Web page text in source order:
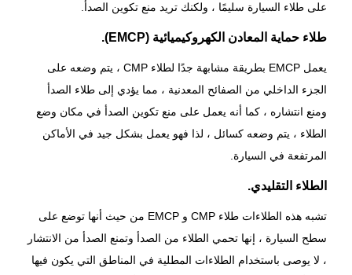
على طلاء السيارة سليمًا ، ولكنك تريد منع تكوين الصدأ.
طلاء حماية المعادن الكهروكيميائية (EMCP).
يعمل EMCP بطريقة مشابهة جدًا لطلاء CMP ، يتم وضعه على
الجزء الداخلي من الصفائح المعدنية ، مما يؤدي إلى طلاء الصدأ
ومنع انتشاره ، كما أنه يعمل على منع تكوين الصدأ في مكان وضع
الطلاء ، يتم وضعه كسائل ، لذا فهو يعمل بشكل جيد في الأماكن
المرتفعة في السيارة.
الطلاء التقليدي.
تشبه هذه الطلاءات طلاء CMP و EMCP من حيث أنها توضع على
سطح السيارة ، إنها تحمي الطلاء من الصدأ وتمنع الصدأ من الانتشار
، لا يوصى باستخدام الطلاءات المطلية في المناطق التي يكون فيها